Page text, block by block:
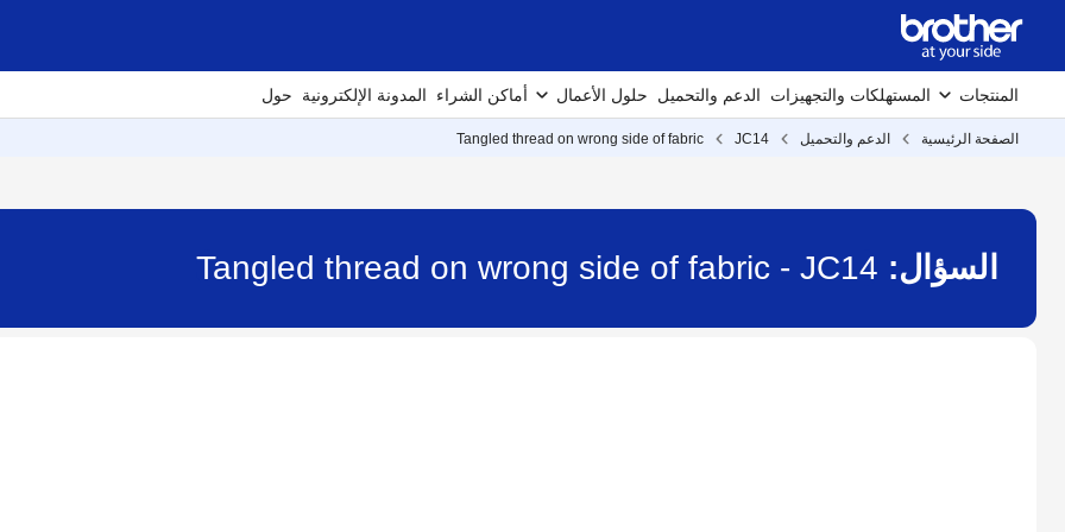
المنتجات المستهلكات والتجهيزات الدعم والتحميل حلول الأعمال أماكن الشراء المدونة الإلكترونية حول
الصفحة الرئيسية الدعم والتحميل JC14
Tangled thread on wrong side of fabric
السؤال: Tangled thread on wrong side of fabric - JC14